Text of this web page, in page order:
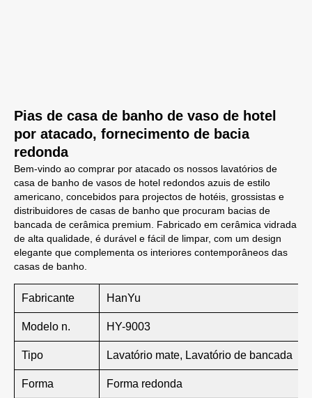
Pias de casa de banho de vaso de hotel
por atacado, fornecimento de bacia
redonda
Bem-vindo ao comprar por atacado os nossos lavatórios de
casa de banho de vasos de hotel redondos azuis de estilo
americano, concebidos para projectos de hotéis, grossistas e
distribuidores de casas de banho que procuram bacias de
bancada de cerâmica premium. Fabricado em cerâmica vidrada
de alta qualidade, é durável e fácil de limpar, com um design
elegante que complementa os interiores contemporâneos das
casas de banho.
Fabricante HanYu
Modelo n. HY-9003
Tipo Lavatório mate, Lavatório de bancada
Forma Forma redonda